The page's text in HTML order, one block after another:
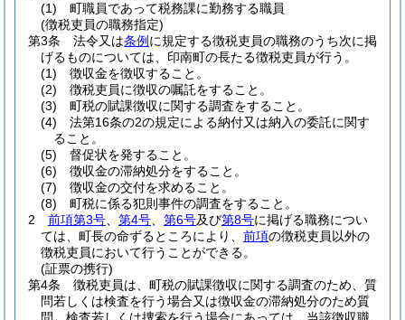
(1)
町職員であって税務課に勤務する職員
(徴税吏員の職務指定)
第3条
法令又は条例 に規定する徴税吏員の職務のうち次に掲
げるものについては、印南町の長たる徴税吏員が行う。
(1)
徴収金を徴収すること。
(2)
徴税吏員に徴収の嘱託をすること。
(3)
町税の賦課徴収に関する調査をすること。
(4)
法第16条の2の規定による納付又は納入の委託に関す
ること。
(5)
督促状を発すること。
(6)
徴収金の滞納処分をすること。
(7)
徴収金の交付を求めること。
(8)
町税に係る犯則事件の調査をすること。
2
前項第3号 第4号 第6号及び第8号に掲げる職務につい
ては、町長の命ずるところにより、 前項の徴税吏員以外の
徴税吏員において行うことができる。
(証票の携行)
第4条
徴税吏員は、町税の賦課徴収に関する調査のため、質
問若しくは検査を行う場合又は徴収金の滞納処分のため質